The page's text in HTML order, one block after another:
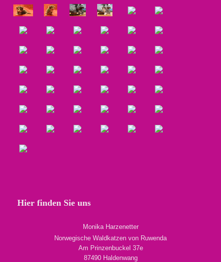
Hier finden Sie uns
Monika Harzenetter
Norwegische Waldkatzen von Ruwenda
Am Prinzenbuckel 37e
87490 Haldenwang